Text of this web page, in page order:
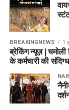
BREAKINGNEWS 1
ब्रेकिंग न्यूज़ | चमोली
के कर्मचारी की